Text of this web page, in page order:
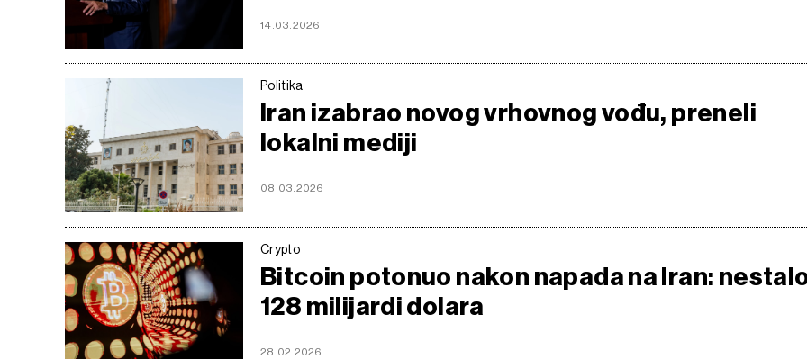
14.03.2026
Politika
Iran izabrao novog vrhovnog vođu, preneli
lokalni mediji
08.03.2026
Crypto
Bitcoin potonuo nakon napada na Iran:
128 milijardi dolara
28.02.2026